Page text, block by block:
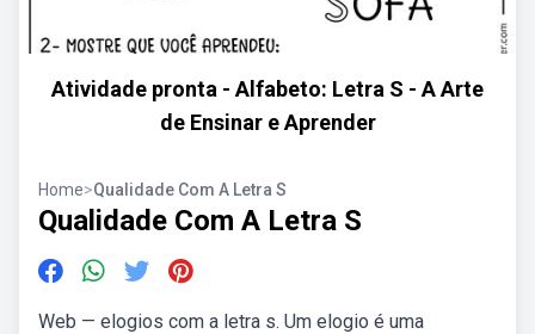
Atividade pronta - Alfabeto: Letra S - A Arte
de Ensinar e Aprender
Home>Qualidade Com A Letra S
Qualidade Com A Letra S
Web — elogios com a letra s. Um elogio é uma